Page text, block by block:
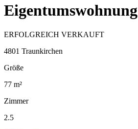
Eigentumswohnung
ERFOLGREICH VERKAUFT
4801 Traunkirchen
Größe
77 m²
Zimmer
2.5